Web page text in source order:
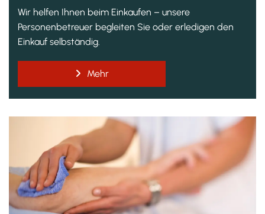
Wir helfen Ihnen beim Einkaufen – unsere
Personenbetreuer begleiten Sie oder erledigen den
Einkauf selbständig.
Mehr